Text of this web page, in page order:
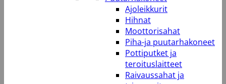
Ajoleikkurit
Hihnat
Moottorisahat
Piha-ja puutarhakoneet
Pottiputket ja
teroituslaitteet
Raivaussahat ja